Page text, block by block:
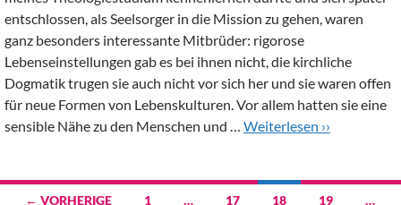
entschlossen, als Seelsorger in die Mission zu gehen, waren
ganz besonders interessante Mitbrüder: rigorose
Lebenseinstellungen gab es bei ihnen nicht, die kirchliche
Dogmatik trugen sie auch nicht vor sich her und sie waren offen
für neue Formen von Lebenskulturen. Vor allem hatten sie eine
sensible Nähe zu den Menschen und … Weiterlesen ››
Beitragsnavigation
← VORHERIGE 1 … 17 18 19 …